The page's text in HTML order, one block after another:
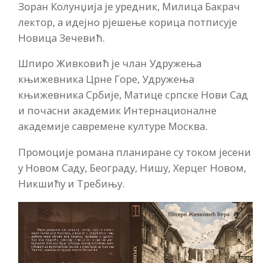
Зоран Колунџија је уредник, Милица Бакрач
лектор, а идејно рјешење корица потписује
Новица Зечевић.
Шпиро Живковић је члан Удружења
књижевника Црне Горе, Удружења
књижевника Србије, Матице српске Нови Сад
и почасни академик Интернационалне
академије савремене културе Москва.
Промоције романа планиране су током јесени
у Новом Саду, Београду, Нишу, Херцег Новом,
Никшићу и Требињу.